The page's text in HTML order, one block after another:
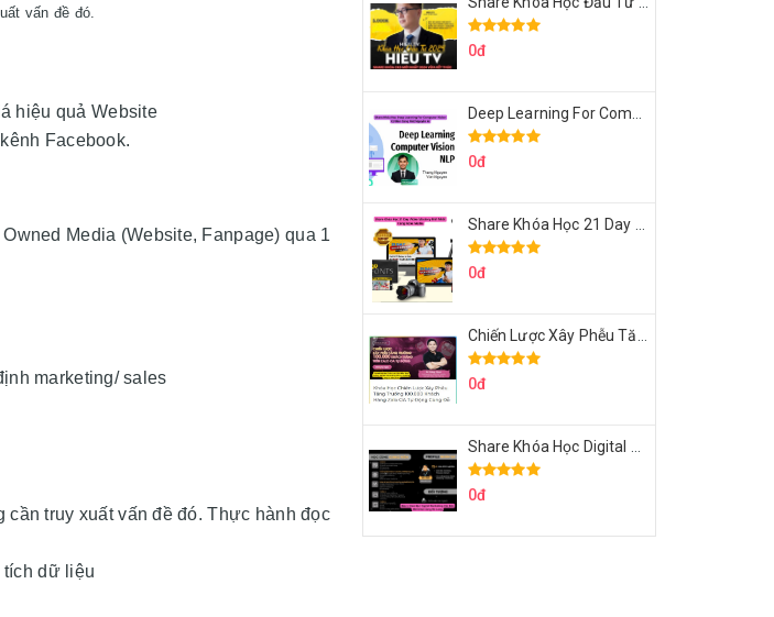
vấn đề đó.
hiệu quả Website
Facebook.
Media (Website, Fanpage) qua 1
marketing/ sales
truy xuất vấn đề đó. Thực hành đọc
tích dữ liệu
0đ
0đ
0đ
0đ
0đ